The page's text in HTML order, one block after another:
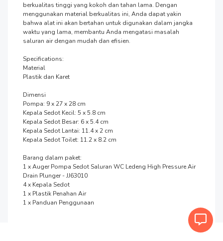
berkualitas tinggi yang kokoh dan tahan lama. Dengan
menggunakan material berkualitas ini, Anda dapat yakin
bahwa alat ini akan bertahan untuk digunakan dalam jangka
waktu yang lama, membantu Anda mengatasi masalah
saluran air dengan mudah dan efisien.
Specifications:
Material
Plastik dan Karet
Dimensi
Pompa: 9 x 27 x 28 cm
Kepala Sedot Kecil: 5 x 5.8 cm
Kepala Sedot Besar: 6 x 5.4 cm
Kepala Sedot Lantai: 11.4 x 2 cm
Kepala Sedot Toilet: 11.2 x 8.2 cm
Barang dalam paket:
1 x Auger Pompa Sedot Saluran WC Ledeng High Pressure Air
Drain Plunger - JJ63010
4 x Kepala Sedot
1 x Plastik Penahan Air
1 x Panduan Penggunaan